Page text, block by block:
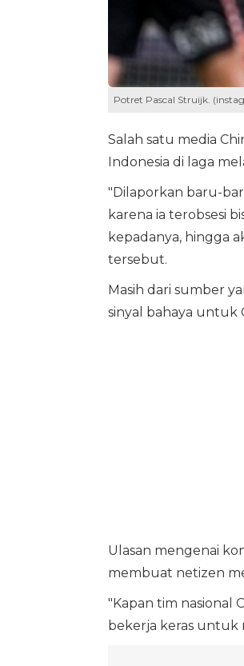
Potret Pascal Struijk.
Salah satu media
Indonesia di laga
"Dilaporkan baru-
karena ia terobsesi
kepadanya, hingga
tersebut.
Masih dari sumber
sinyal bahaya untuk
Ulasan mengenai
membuat netizen
"Kapan tim nasional
bekerja keras untuk